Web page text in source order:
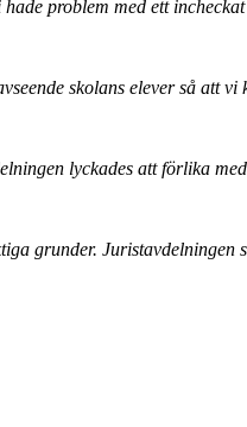
problem med ett
skolans elever så att vi
lyckades att förlika
grunder. Juristavdelningen